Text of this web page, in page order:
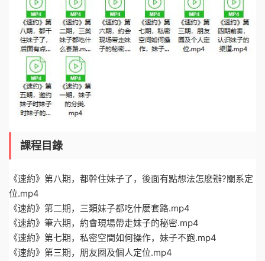
課程目錄
《速約》第八期，都幹住妹子了，後面有點想法怎麽辦?關系定
位.mp4
《速約》第二期，三類妹子都吃什麽套路.mp4
《速約》筆六期，約會現場帶走妹子的秘密.mp4
《速約》第七期，私密空間如何操作，妹子不跑.mp4
《速約》第三期，朋友圈及個人定位.mp4